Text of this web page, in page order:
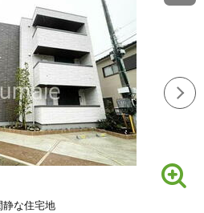
静な住宅地